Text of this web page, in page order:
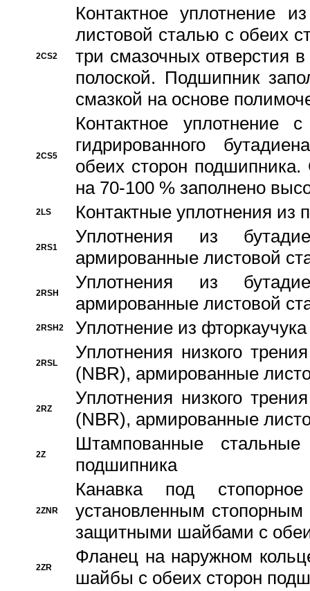
2CS2
Контактное уплотнение
листовой сталью с обеих
три смазочных отверстия
полоской. Подшипник
смазкой на основе
2CS5
Контактное уплотнение
гидрированного
обеих сторон
на 70-100 % заполнено
2LS Контактные уплотнения из
2RS1
Уплотнения из
армированные листовой
2RSH
Уплотнения из
армированные листовой
2RSH2 Уплотнение из
2RSL
Уплотнения низкого
(NBR), армированные
2RZ
Уплотнения низкого
(NBR), армированные
2Z
Штампованные
подшипника
2ZNR
Канавка под
установленным
защитными шайбами с
2ZR
Фланец на наружном
шайбы с обеих сторон